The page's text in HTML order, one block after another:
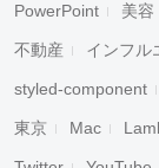
PowerPoint 美容
不動産 インフル
styled-component
東京 Mac